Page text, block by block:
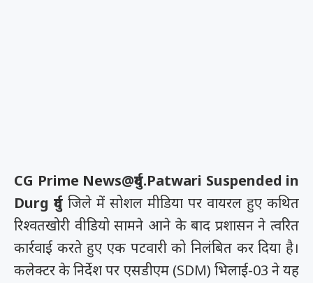
CG Prime News@दुर्ग.Patwari Suspended in
Durg दुर्ग जिले में सोशल मीडिया पर वायरल हुए कथित
रिश्वतखोरी वीडियो सामने आने के बाद प्रशासन ने त्वरित
कार्रवाई करते हुए एक पटवारी को निलंबित कर दिया है।
कलेक्टर के निर्देश पर एसडीएम (SDM) भिलाई-03 ने यह